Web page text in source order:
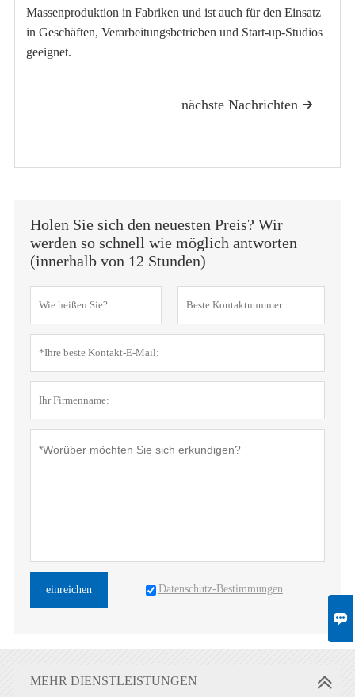

Massenproduktion in Fabriken und ist auch für den Einsatz
in Geschäften, Verarbeitungsbetrieben und Start-up-Studios
geeignet.

nächste Nachrichten
Holen Sie sich den neuesten Preis? Wir
werden so schnell wie möglich antworten
(innerhalb von 12 Stunden)
einreichen Datenschutz-Bestimmungen
MEHR DIENSTLEISTUNGEN